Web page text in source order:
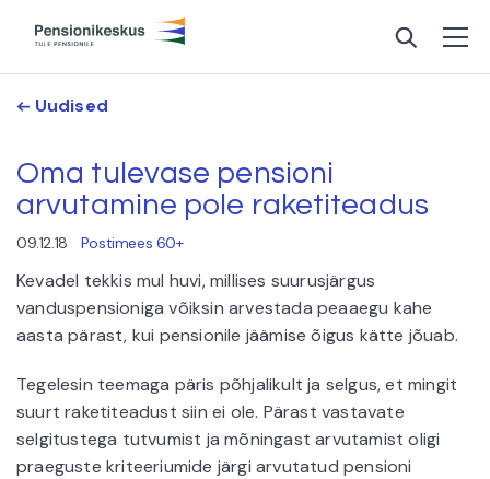
Uudised
Oma tulevase pensioni
arvutamine pole raketiteadus
09.12.18 Postimees 60+
Kevadel tekkis mul huvi, millises suurusjärgus
vanduspensioniga võiksin arvestada peaaegu kahe
aasta pärast, kui pensionile jäämise õigus kätte jõuab.
Tegelesin teemaga päris põhjalikult ja selgus, et mingit
suurt raketiteadust siin ei ole. Pärast vastavate
selgitustega tutvumist ja mõningast arvutamist oligi
praeguste kriteeriumide järgi arvutatud pensioni